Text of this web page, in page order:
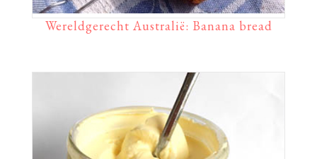
Wereldgerecht Australië: Banana bread